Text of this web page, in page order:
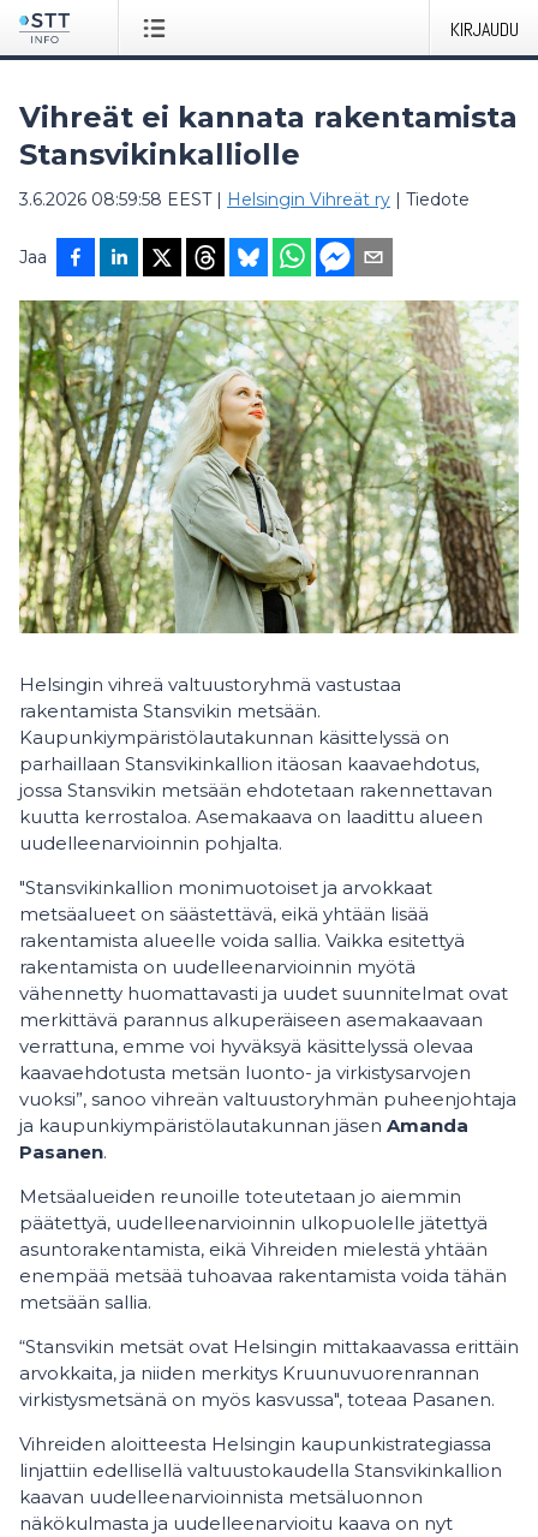
KIRJAUDU
Vihreät ei kannata rakentamista
Stansvikinkalliolle
3.6.2026 08:59:58 EEST| Helsingin Vihreät ry | Tiedote
Jaa
Helsingin vihreä valtuustoryhmä vastustaa
rakentamista Stansvikin metsään.
Kaupunkiympäristölautakunnan käsittelyssä on
parhaillaan Stansvikinkallion itäosan kaavaehdotus,
jossa Stansvikin metsään ehdotetaan rakennettavan
kuutta kerrostaloa. Asemakaava on laadittu alueen
uudelleenarvioinnin pohjalta.
"Stansvikinkallion monimuotoiset ja arvokkaat
metsäalueet on säästettävä, eikä yhtään lisää
rakentamista alueelle voida sallia. Vaikka esitettyä
rakentamista on uudelleenarvioinnin myötä
vähennetty huomattavasti ja uudet suunnitelmat ovat
merkittävä parannus alkuperäiseen asemakaavaan
verrattuna, emme voi hyväksyä käsittelyssä olevaa
kaavaehdotusta metsän luonto- ja virkistysarvojen
vuoksi”, sanoo vihreän valtuustoryhmän puheenjohtaja
ja kaupunkiympäristölautakunnan jäsen Amanda
Pasanen.
Metsäalueiden reunoille toteutetaan jo aiemmin
päätettyä, uudelleenarvioinnin ulkopuolelle jätettyä
asuntorakentamista, eikä Vihreiden mielestä yhtään
enempää metsää tuhoavaa rakentamista voida tähän
metsään sallia.
“Stansvikin metsät ovat Helsingin mittakaavassa erittäin
arvokkaita, ja niiden merkitys Kruunuvuorenrannan
virkistysmetsänä on myös kasvussa", toteaa Pasanen.
Vihreiden aloitteesta Helsingin kaupunkistrategiassa
linjattiin edellisellä valtuustokaudella Stansvikinkallion
kaavan uudelleenarvioinnista metsäluonnon
näkökulmasta ja uudelleenarvioitu kaava on nyt